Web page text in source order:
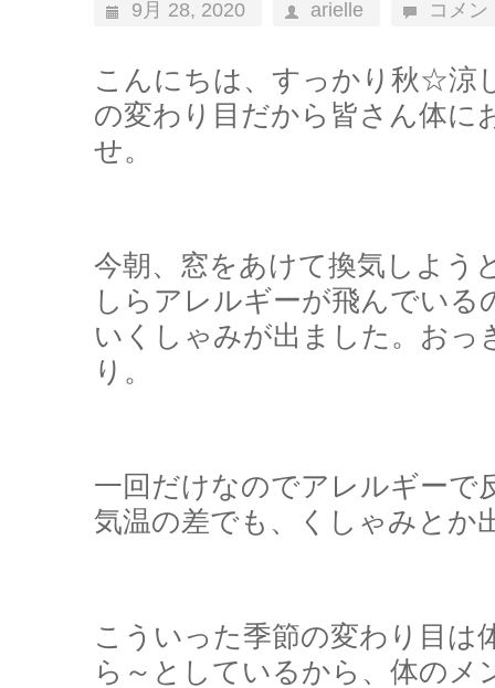
9月 28, 2020 arielle コメン
こんにちは、すっかり秋☆涼
の変わり目だから皆さん体に
せ。
今朝、窓をあけて換気しよう
しらアレルギーが飛んでい
いくしゃみが出ました。おっ
り。
一回だけなのでアレルギーで
気温の差でも、くしゃみとか
こういった季節の変わり目は
ら～としているから、体のメ